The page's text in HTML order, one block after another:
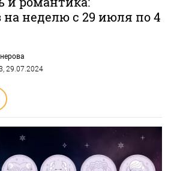
на неделю с 29 июля по 4
29.07.2024